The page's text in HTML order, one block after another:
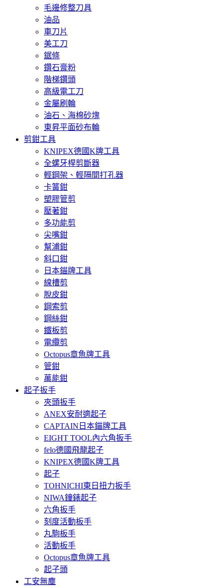
毛邊修整刀具
油品
車刀片
美工刀
鋸條
鑽石膏粉
階梯鑽頭
高級電工刀
金屬刷輪
油石、海棉砂塊
東昇平面砂布輪
剪鉗工具
KNIPEX德國K牌工具
全螺牙桿剪斷器
輕鋼架、輕隔間打孔器
卡簧鉗
塑膠管剪
壓著鉗
多功能剪
尖嘴鉗
幫浦鉗
斜口鉗
日本錨牌工具
線槽剪
脫皮鉗
鋼索剪
鋼絲鉗
鐵板剪
電纜剪
Octopus章魚牌工具
管鉗
萬能鉗
起子扳手
夾頭扳手
ANEX安耐適起子
CAPTAIN日本錨牌工具
EIGHT TOOL內六角扳手
felo德國飛龍起子
KNIPEX德國K牌工具
起子
TOHNICHI東日扭力扳手
NIWA鐘錶起子
六角扳手
刻度活動板手
丸駒板手
活動板手
Octopus章魚牌工具
起子頭
工安無塵